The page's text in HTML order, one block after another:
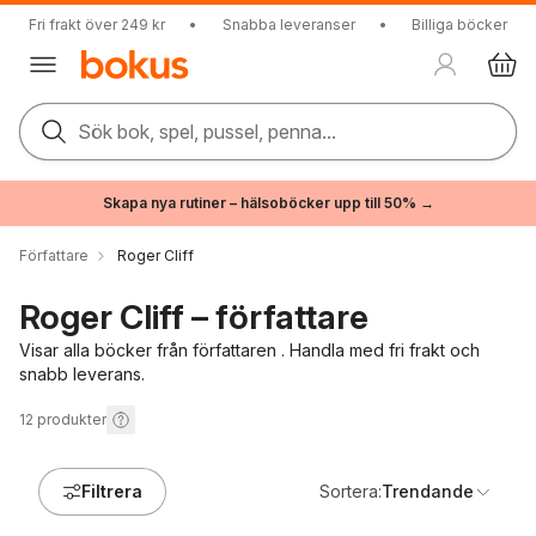
Fri frakt över 249 kr • Snabba leveranser • Billiga böcker
Sök bok, spel, pussel, penna...
Skapa nya rutiner – hälsoböcker upp till 50% →
Författare Roger Cliff
Roger Cliff – författare
Visar alla böcker från författaren . Handla med fri frakt och
snabb leverans.
12 produkter
Filtrera Sortera:Trendande